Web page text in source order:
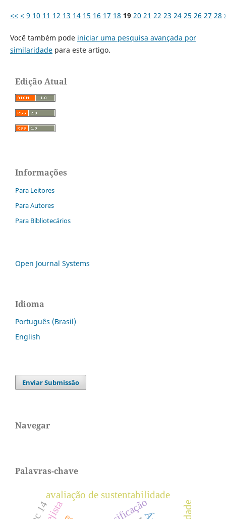
<< < 9 10 11 12 13 14 15 16 17 18 19 20 21 22 23 24 25 26 27 28
Você também pode iniciar uma pesquisa avançada por
similaridadepara este artigo.
Edição Atual
Informações
Para Leitores
Para Autores
Para Bibliotecários
Open Journal Systems
Idioma
Português (Brasil)
English
Enviar Submissão
Navegar
Palavras-chave
avaliação de sustentabilidade